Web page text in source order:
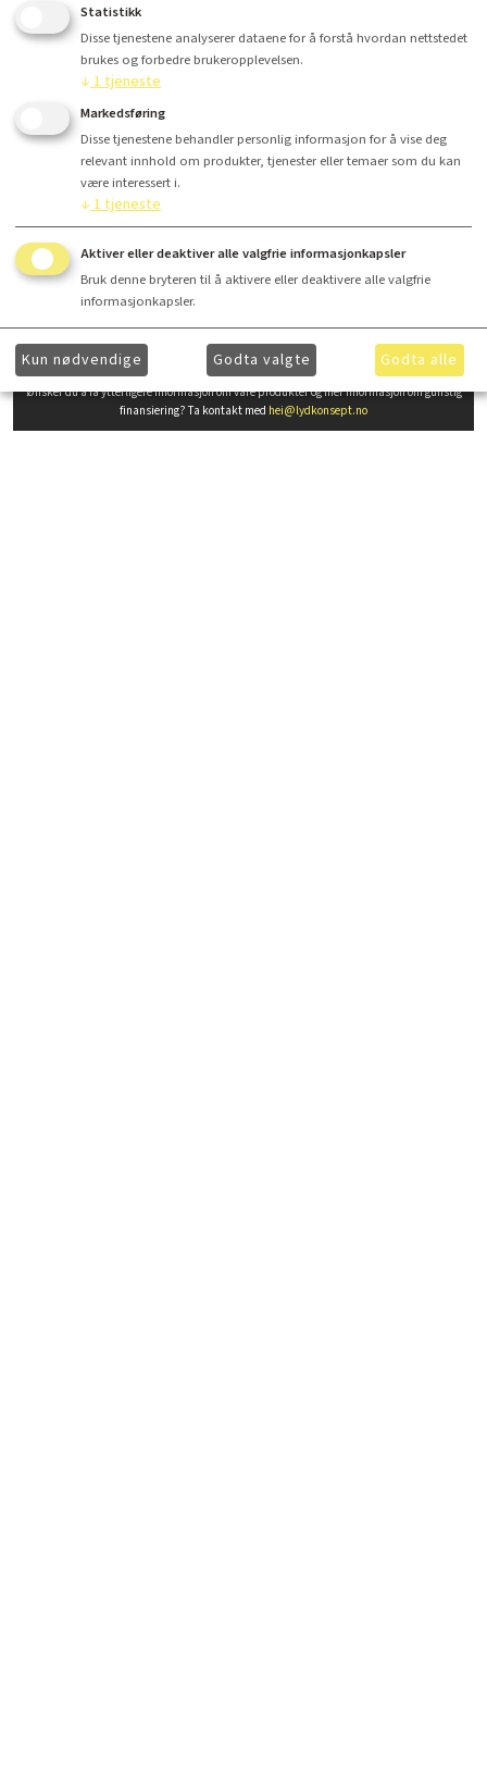
Kr 22 995,-
Utvidet produktbeskrivelse
Ønsker du å få ytterligere informasjon om våre produkter og mer informasjon om gunstig
finansiering? Ta kontakt med hei@lydkonsept.no
Statistikk
Disse tjenestene analyserer dataene for å forstå hvordan nettstedet
brukes og forbedre brukeropplevelsen.
↓ 1 tjeneste
Markedsføring
Disse tjenestene behandler personlig informasjon for å vise deg
relevant innhold om produkter, tjenester eller temaer som du kan
være interessert i.
↓ 1tjeneste
Aktiver eller deaktiver alle valgfrie informasjonkapsler
Bruk denne bryteren til å aktivere eller deaktivere alle valgfrie
informasjonkapsler.
Kun nødvendige Godta valgte Godta alle